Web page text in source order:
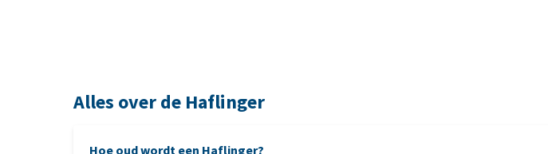
Alles over de Haflinger
Hoe oud wordt een Haflinger?